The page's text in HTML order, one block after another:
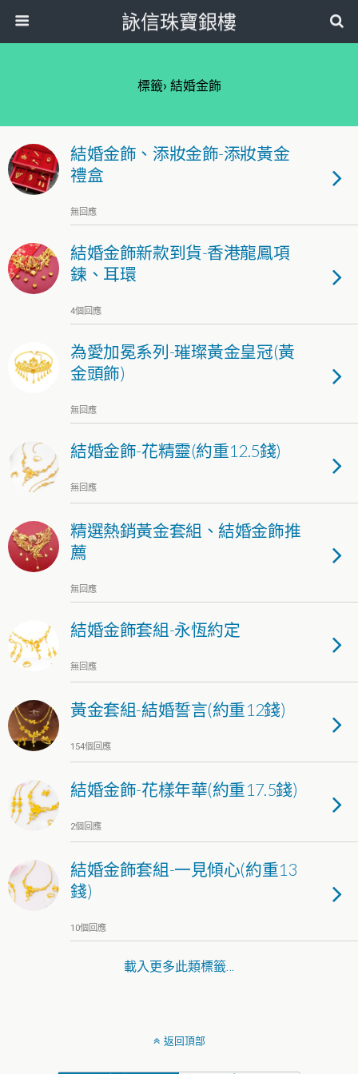
詠信珠寶銀樓
標籤› 結婚金飾
結婚金飾、添妝金飾-添妝黃金
禮盒
無回應
結婚金飾新款到貨-香港龍鳳項
鍊、耳環
4個回應
為愛加冕系列-璀璨黃金皇冠(黃
金頭飾)
無回應
結婚金飾-花精靈(約重12.5錢)
無回應
精選熱銷黃金套組、結婚金飾推
薦
無回應
結婚金飾套組-永恆約定
無回應
黃金套組-結婚誓言(約重12錢)
154個回應
結婚金飾-花樣年華(約重17.5錢)
2個回應
結婚金飾套組-一見傾心(約重13
錢)
10個回應
載入更多此類標籤…
返回頂部